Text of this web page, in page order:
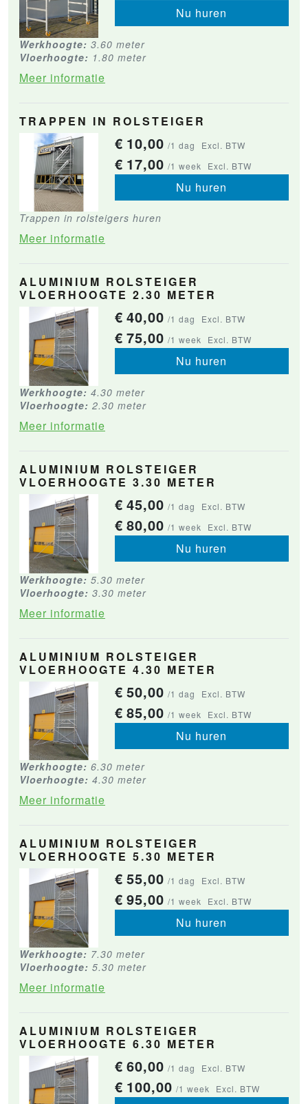
Nu huren
Werkhoogte: 3.60 meter
Vloerhoogte: 1.80 meter
Meer informatie
TRAPPEN IN ROLSTEIGER
€ 10,00 /1 dag Excl. BTW
€ 17,00 /1 week Excl. BTW
Nu huren
Trappen in rolsteigers huren
Meer informatie
ALUMINIUM ROLSTEIGER
VLOERHOOGTE 2.30 METER
€ 40,00 /1 dag Excl. BTW
€ 75,00 /1 week Excl. BTW
Nu huren
Werkhoogte: 4.30 meter
Vloerhoogte: 2.30 meter
Meer informatie
ALUMINIUM ROLSTEIGER
VLOERHOOGTE 3.30 METER
€ 45,00 /1 dag Excl. BTW
€ 80,00 /1 week Excl. BTW
Nu huren
Werkhoogte: 5.30 meter
Vloerhoogte: 3.30 meter
Meer informatie
ALUMINIUM ROLSTEIGER
VLOERHOOGTE 4.30 METER
€ 50,00 /1 dag Excl. BTW
€ 85,00 /1 week Excl. BTW
Nu huren
Werkhoogte: 6.30 meter
Vloerhoogte: 4.30 meter
Meer informatie
ALUMINIUM ROLSTEIGER
VLOERHOOGTE 5.30 METER
€ 55,00 /1 dag Excl. BTW
€ 95,00 /1 week Excl. BTW
Nu huren
Werkhoogte: 7.30 meter
Vloerhoogte: 5.30 meter
Meer informatie
ALUMINIUM ROLSTEIGER
VLOERHOOGTE 6.30 METER
€ 60,00 /1 dag Excl. BTW
€ 100,00 /1 week Excl. BTW